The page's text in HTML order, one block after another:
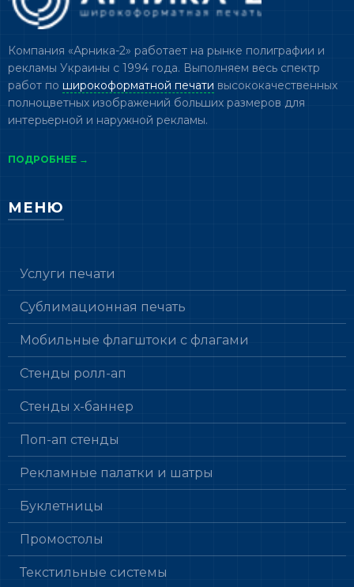
Компания «Арника-2» работает на рынке полиграфии и
рекламы Украины с 1994 года. Выполняем весь спектр
работ по широкоформатной печати высококачественных
полноцветных изображений больших размеров для
интерьерной и наружной рекламы.
ПОДРОБНЕЕ →
МЕНЮ
Услуги печати
Сублимационная печать
Мобильные флагштоки с флагами
Стенды ролл-ап
Стенды х-баннер
Поп-ап стенды
Рекламные палатки и шатры
Буклетницы
Промостолы
Текстильные системы